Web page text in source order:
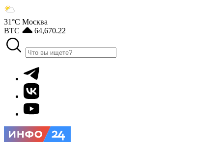
31°С Москва
BTC
64,670.22